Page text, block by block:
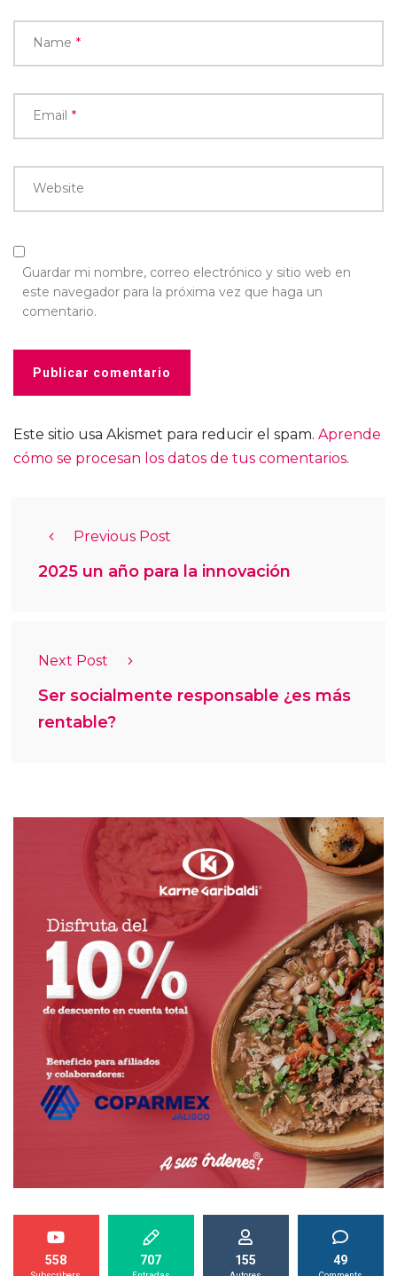
Name *
Email *
Website
Guardar mi nombre, correo electrónico y sitio web en
este navegador para la próxima vez que haga un
comentario.
Este sitio usa Akismet para reducir el spam. Aprende
cómo se procesan los datos de tus comentarios.
Previous Post
2025 un año para la innovación
Next Post
Ser socialmente responsable ¿es más
rentable?
558 707 155 49